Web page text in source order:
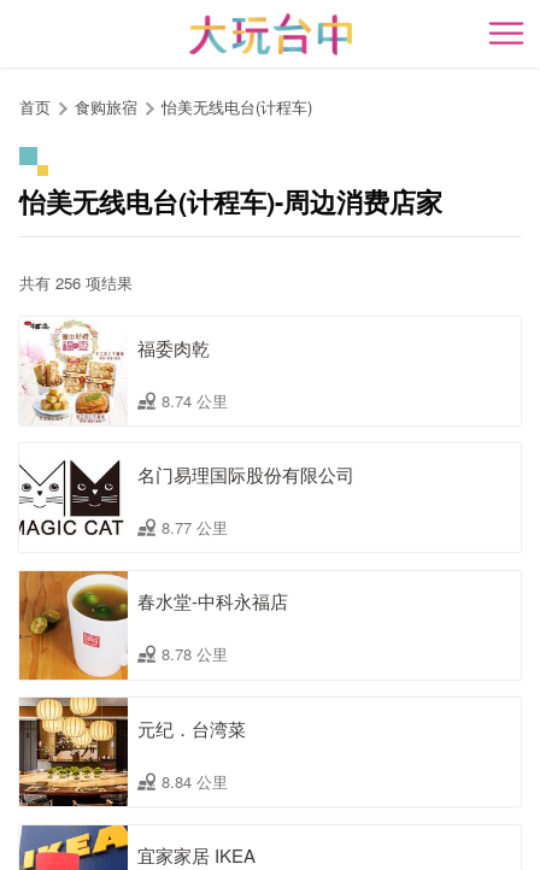
开
首页 食购旅宿 怡美无线电台(计程车)
怡美无线电台(计程车)-周边消费店家
共有 256 项结果
福委肉乾
8.74 公里
名门易理国际股份有限公司
8.77 公里
春水堂-中科永福店
8.78 公里
元纪．台湾菜
8.84 公里
宜家家居 IKEA